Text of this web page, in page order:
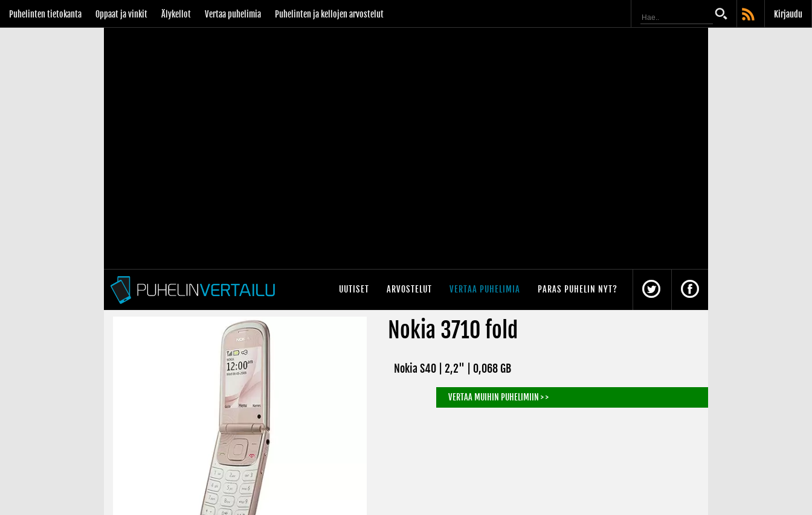
Puhelinten tietokanta Oppaat ja vinkit Älykellot Vertaa puhelimia Puhelinten ja kellojen arvostelut Kirjaudu
UUTISET ARVOSTELUT VERTAA PUHELIMIA PARAS PUHELIN NYT?
Nokia 3710 fold
Nokia S40 | 2,2" | 0,068 GB
VERTAA MUIHIN PUHELIMIIN > >